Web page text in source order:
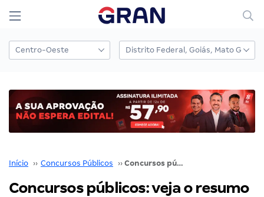
Início ›› Concursos Públicos ›› Concursos públicos: veja o resumo de quarta-feira (12/05)!
Concursos públicos: veja o resumo